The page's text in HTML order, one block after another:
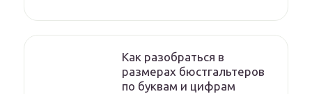
Как разобраться в
размерах бюстгальтеров
по буквам и цифрам